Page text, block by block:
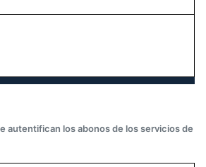
autentifican los abonos de los servicios de